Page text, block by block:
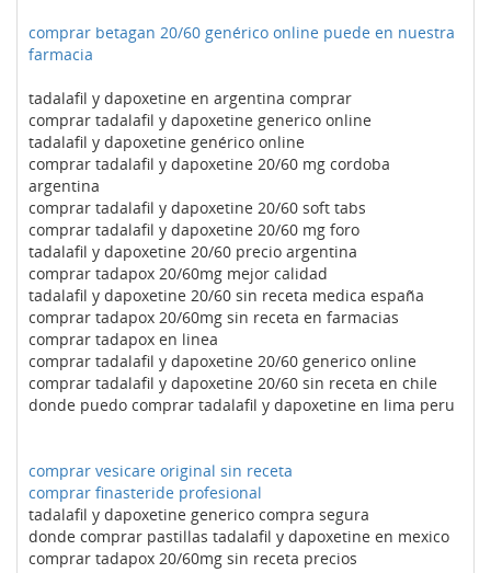
comprar betagan 20/60 genérico online puede en nuestra
farmacia
tadalafil y dapoxetine en argentina comprar
comprar tadalafil y dapoxetine generico online
tadalafil y dapoxetine genérico online
comprar tadalafil y dapoxetine 20/60 mg cordoba
argentina
comprar tadalafil y dapoxetine 20/60 soft tabs
comprar tadalafil y dapoxetine 20/60 mg foro
tadalafil y dapoxetine 20/60 precio argentina
comprar tadapox 20/60mg mejor calidad
tadalafil y dapoxetine 20/60 sin receta medica españa
comprar tadapox 20/60mg sin receta en farmacias
comprar tadapox en linea
comprar tadalafil y dapoxetine 20/60 generico online
comprar tadalafil y dapoxetine 20/60 sin receta en chile
donde puedo comprar tadalafil y dapoxetine en lima peru
comprar vesicare original sin receta
comprar finasteride profesional
tadalafil y dapoxetine generico compra segura
donde comprar pastillas tadalafil y dapoxetine en mexico
comprar tadapox 20/60mg sin receta precios